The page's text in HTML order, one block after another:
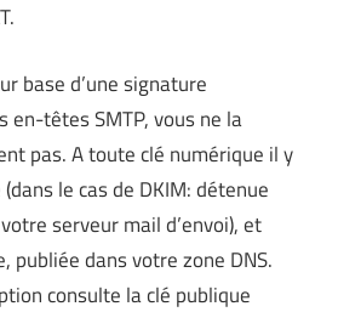
base d’une signature
en-têtes SMTP, vous ne la
pas. A toute clé numérique il y
le cas de DKIM: détenue
serveur mail d’envoi), et
publiée dans votre zone DNS.
consulte la clé publique